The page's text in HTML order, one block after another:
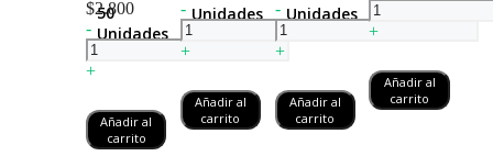
50
Unidades
SPA052
$2.800
-Manga
Uniflor
Flores
59x13x4cm
50
Unidades
+
Añadir al
carrito
Unidades
SPA057
-Manga
6
Rosas
Roja
54x30x10cm
50
+
Añadir al
carrito
Unidades
-Manga
6
Rosas
Rojo
49,5x27x10,2cm
50
+
Añadir al
carrito
6
Rosas
54x30x10cm
50
Unidades
+
Añadir al
carrito